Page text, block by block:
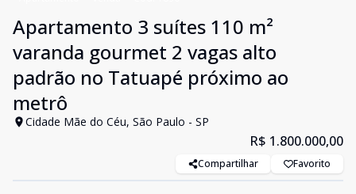
Apartamento 3 suítes 110 m²
varanda gourmet 2 vagas alto
padrão no Tatuapé próximo ao
metrô
Cidade Mãe do Céu, São Paulo - SP
R$ 1.800.000,00
Compartilhar Favorito